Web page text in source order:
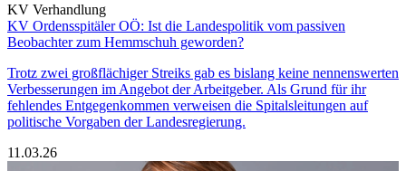
KV Verhandlung
KV Ordensspitäler OÖ: Ist die Landespolitik vom passiven
Beobachter zum Hemmschuh geworden?
Trotz zwei großflächiger Streiks gab es bislang keine nennenswerten
Verbesserungen im Angebot der Arbeitgeber. Als Grund für ihr
fehlendes Entgegenkommen verweisen die Spitalsleitungen auf
politische Vorgaben der Landesregierung.
11.03.26